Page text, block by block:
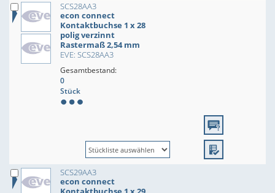
SCS28AA3
econ connect
Kontaktbuchse 1 x 28
polig verzinnt
Rastermaß 2,54 mm
EVE: SCS28AA3
Gesamtbestand:
0
Stück
SCS29AA3
econ connect